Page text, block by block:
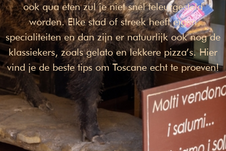
ook qua eten zul je niet snel teleurgesteld
worden. Elke stad of streek heeft eigen
specialiteiten en dan zijn er natuurlijk ook nog de
klassiekers, zoals gelato en lekkere pizza’s. Hier
vind je de beste tips om Toscane echt te proeven!